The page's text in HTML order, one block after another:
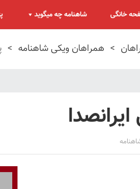
خانگی شاهنامه چه میگوید
> همراهان ویکی شاهنامه >
ایرانصدا